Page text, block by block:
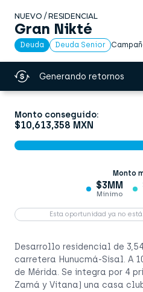
NUEVO / RESIDENCIAL
Gran Nikté
Deuda Deuda Senior
Generando retornos
Monto conseguido:
$10,613,358 MXN
Monto
$3MM
Mínimo
Esta oportunidad ya no
Desarrollo residencial de
carretera Hunucmá-Sisal. A
de Mérida. Se integra por 4
Zamá y Vitana) una casa